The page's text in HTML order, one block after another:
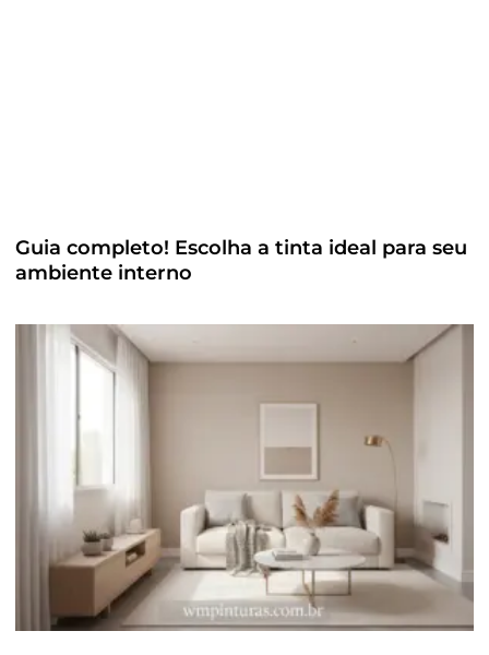
Guia completo! Escolha a tinta ideal para seu
ambiente interno